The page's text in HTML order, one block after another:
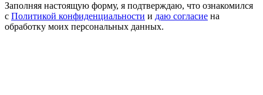
Заполняя настоящую форму, я подтверждаю, что ознакомился
с Политикой конфиденциальности и даю согласие на
обработку моих персональных данных.